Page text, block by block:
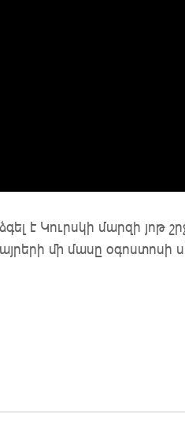
է Կուրսկի մարզի յոթ
մի մասը օգոստոսի